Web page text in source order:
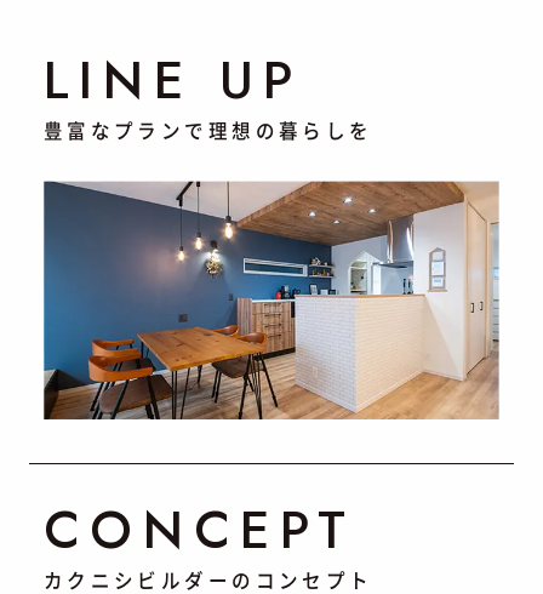
LINE UP
豊富なプランで理想の暮らしを
CONCEPT
カクニシビルダーのコンセプト